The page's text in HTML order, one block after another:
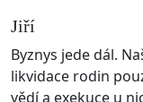
Jiří
Byznys jede dál.
likvidace rodin
vědí a exekuce u